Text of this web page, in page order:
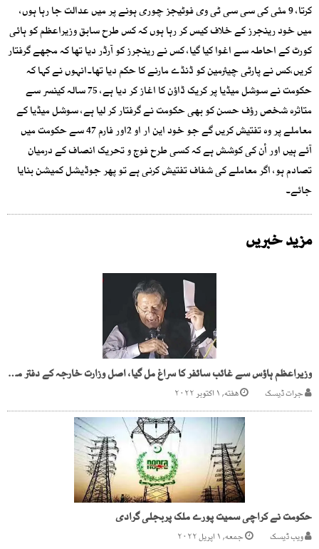
کرتا، 9 مئی کی سی سی ٹی وی فوٹیجز چوری ہونے پر میں عدالت جا رہا ہوں،
میں خود رینجرز کے خلاف کیس کر رہا ہوں کہ کس طرح سابق وزیراعظم کو ہائی
کورٹ کے احاطہ سے اغوا کیا گیا، کس نے رینجرز کو آرڈر دیا تھا کہ مجھے گرفتار
کریں،کس نے پارٹی چیئرمین کو ڈنڈے مارنے کا حکم دیا تھا۔انہوں نے کہا کہ
حکومت نے سوشل میڈیا پر کریک ڈاؤن کا اغاز کر دیا ہے، 75 سالہ کینسر سے
متاثرہ شخص رؤف حسن کو بھی حکومت نے گرفتار کر لیا ہے، سوشل میڈیا کے
معاملے پر وہ تفتیش کریں گے جو خود این ار او 2اور فارم 47 سے حکومت میں
آئے ہیں اور اْن کی کوشش ہے کہ کسی طرح فوج و تحریک انصاف کے درمیان
تصادم ہو، اگر معاملے کی شفاف تفتیش کرنی ہے تو پھر جوڈیشل کمیشن بنایا
جائے۔
مزید خبریں
وزیراعظم ہاؤس سے غائب سائفر کا سراغ مل گیا، اصل وزارت خارجہ کے دفتر میں موجود
جرات ڈیسک هفته, ۱ اکتوبر ۲۰۲۲
حکومت نے کراچی سمیت پورے ملک پربجلی گرادی
ویب ڈیسک جمعه, ۱ اپریل ۲۰۲۲